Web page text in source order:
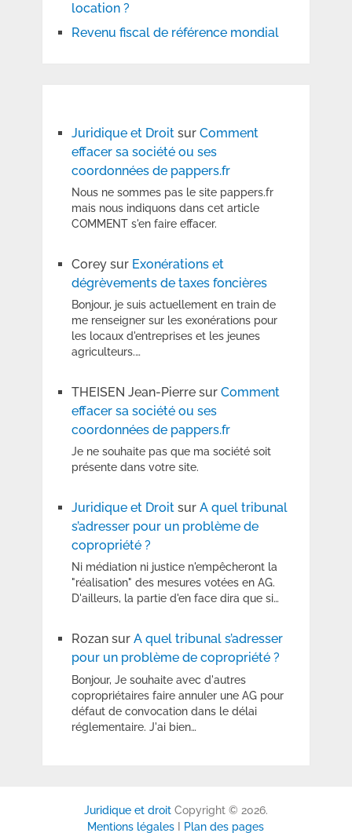
location ?
Revenu fiscal de référence mondial
Juridique et Droitsur Comment
effacer sa société ou ses
coordonnées de pappers.fr
Nous ne sommes pas le site pappers.fr
mais nous indiquons dans cet article
COMMENT s'en faire effacer.
Coreysur Exonérations et
dégrèvements de taxes foncières
Bonjour, je suis actuellement en train de
me renseigner sur les exonérations pour
les locaux d'entreprises et les jeunes
agriculteurs.…
THEISEN Jean-Pierresur Comment
effacer sa société ou ses
coordonnées de pappers.fr
Je ne souhaite pas que ma société soit
présente dans votre site.
Juridique et Droitsur A quel tribunal
s’adresser pour un problème de
copropriété ?
Ni médiation ni justice n'empêcheront la
"réalisation" des mesures votées en AG.
D'ailleurs, la partie d'en face dira que si…
Rozansur A quel tribunal s’adresser
pour un problème de copropriété ?
Bonjour, Je souhaite avec d'autres
copropriétaires faire annuler une AG pour
défaut de convocation dans le délai
réglementaire. J'ai bien…
Juridique et droitCopyright © 2026.
Mentions légales
Plan des pages